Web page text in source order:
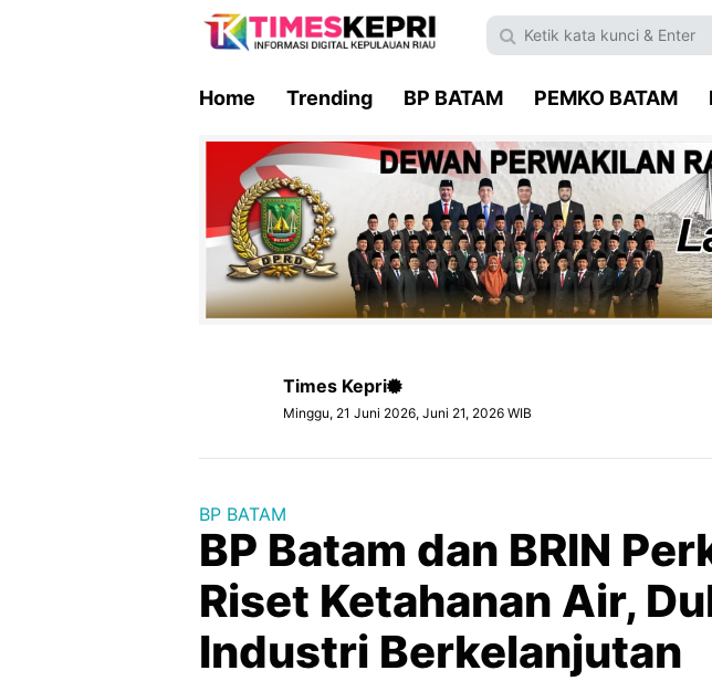
Home Trending BP BATAM PEMKO BATAM
Times Kepri
Minggu, 21 Juni 2026, Juni 21, 2026 WIB
BP BATAM
BP Batam dan BRIN
Riset Ketahanan Air,
Industri Berkelanjutan